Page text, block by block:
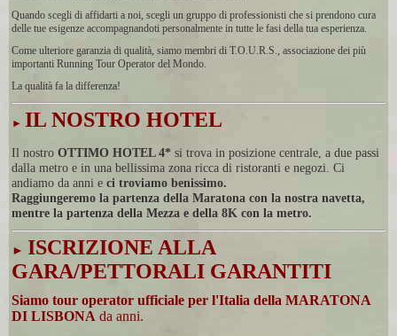
Quando scegli di affidarti a noi, scegli un gruppo di professionisti che si prendono cura
delle tue esigenze accompagnandoti personalmente in tutte le fasi della tua esperienza.
Come ulteriore garanzia di qualità, siamo membri di T.O.U.R.S., associazione dei più
importanti Running Tour Operator del Mondo.
La qualità fa la differenza!
► IL NOSTRO HOTEL
Il nostro OTTIMO HOTEL 4* si trova in posizione centrale, a due passi
dalla metro e in una bellissima zona ricca di ristoranti e negozi. Ci
andiamo da anni e ci troviamo benissimo.
Raggiungeremo la partenza della Maratona con la nostra navetta,
mentre la partenza della Mezza e della 8K con la metro.
► ISCRIZIONE ALLA
GARA/PETTORALI GARANTITI
Siamo tour operator ufficiale per l'Italia della MARATONA
DI LISBONA da anni.